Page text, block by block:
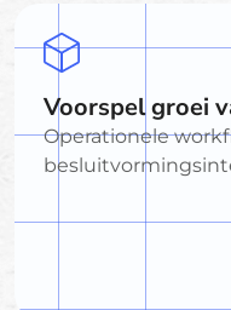
Voorspel groei
Operationele